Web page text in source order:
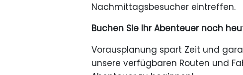
Nachmittagsbesucher eintreffen.
Buchen Sie Ihr Abenteuer noch
Vorausplanung spart Zeit und
unsere verfügbaren Routen und